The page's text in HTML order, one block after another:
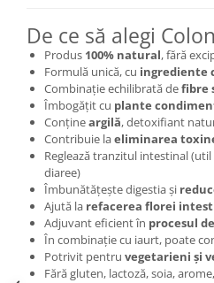
Vitamina K
Zinc
Cătină
Chlorella
Colina
Electroliti
Produse Apicole
Cacao
De ce să alegi
Produs 100% natural, fără
Formulă unică, cu ingrediente
Combinație echilibrată defibre
Îmbogățit cu plante
Conțineargilă, detoxifiant
Contribuie laeliminarea
Reglează tranzitul intestinal
diaree)
Îmbunătățește digestia și
Ajută la refacerea florei
Adjuvant eficient în procesul
În combinație cu iaurt, poate
Potrivit pentru vegetarieni și
Fără gluten, lactoză, soia,